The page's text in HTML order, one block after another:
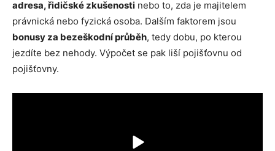
adresa, řidičské zkušenosti nebo to, zda je majitelem
právnická nebo fyzická osoba. Dalším faktorem jsou
bonusy za bezeškodní průběh, tedy dobu, po kterou
jezdíte bez nehody. Výpočet se pak liší pojišťovnu od
pojišťovny.